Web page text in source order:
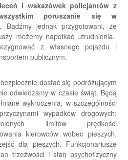
i wskazówek policjantów z
poruszanie się w
Bądźmy jednak przygotowani, że
możemy napotkać utrudnienia.
z własnego pojazdu i
publicznym.
dostać się podróżującym
odwiedzamy w czasie świąt. Będą
wykroczenia, w szczególności
wypadków drogowych:
limitów prędkości
kierowców wobec pieszych,
dla pieszych. Funkcjonariusze
trzeźwości i stan psychofizyczny